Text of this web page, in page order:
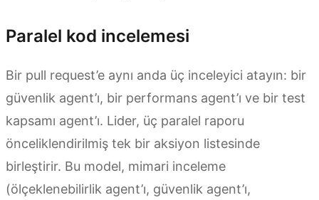
Paralel kod incelemesi
Bir pull request’e aynı anda üç inceleyici atayın: bir
güvenlik agent’ı, bir performans agent’ı ve bir test
kapsamı agent’ı. Lider, üç paralel raporu
önceliklendirilmiş tek bir aksiyon listesinde
birleştirir. Bu model, mimari inceleme
(ölçeklenebilirlik agent’ı, güvenlik agent’ı,